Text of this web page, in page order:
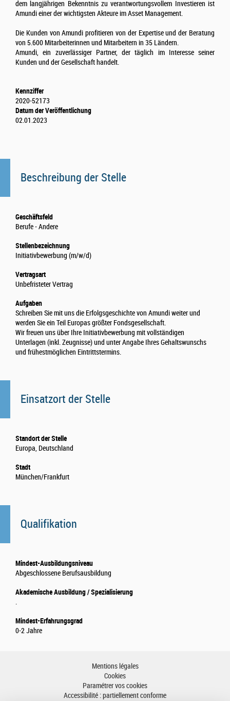
Beschreibung der Stelle
Geschäftsfeld
Berufe - Andere
Stellenbezeichnung
Initiativbewerbung (m/w/d)
Vertragsart
Unbefristeter Vertrag
Aufgaben
Schreiben Sie mit uns die Erfolgsgeschichte von Amundi weiter und
werden Sie ein Teil Europas größter Fondsgesellschaft.
Wir freuen uns über Ihre Initiativbewerbung mit vollständigen
Unterlagen (inkl. Zeugnisse) und unter Angabe Ihres Gehaltswunschs
und frühestmöglichen Eintrittstermins.
Einsatzort der Stelle
Standort der Stelle
Europa, Deutschland
Stadt
München/Frankfurt
Qualifikation
Mindest-Ausbildungsniveau
Abgeschlossene Berufsausbildung
Akademische Ausbildung / Spezialisierung
.
Mindest-Erfahrungsgrad
0-2 Jahre
dem langjährigen Bekenntnis zu verantwortungsvollem Investieren ist
Amundi einer der wichtigsten Akteure im Asset Management.
Die Kunden von Amundi profitieren von der Expertise und der Beratung
von 5.600 Mitarbeiterinnen und Mitarbeitern in 35 Ländern.
Amundi, ein zuverlässiger Partner, der täglich im Interesse seiner
Kunden und der Gesellschaft handelt.
Kennziffer
2020-52173
Datum der Veröffentlichung
02.01.2023
Mentions légales
Cookies
Paramétrer vos cookies
Accessibilité : partiellement conforme